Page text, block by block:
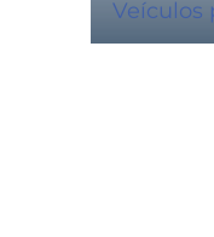
Veículos